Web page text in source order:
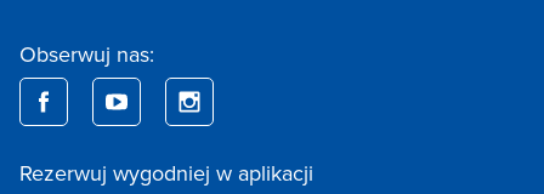
Obserwuj nas:
Rezerwuj wygodniej w aplikacji